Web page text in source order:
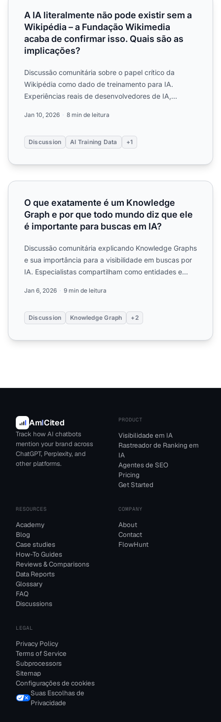
A IA literalmente não pode existir sem a
Wikipédia – a Fundação Wikimedia
acaba de confirmar isso. Quais são as
implicações?
Discussão comunitária sobre o papel crítico da
Wikipédia como dado de treinamento para IA.
Experiências reais de desenvolvedores de IA,
Jan 10, 2026 8 min de leitura
Discussion AI Training Data +1
O que exatamente é um Knowledge Graph e por que
O que exatamente é um Knowledge
Graph e por que todo mundo diz que ele
é importante para buscas em IA?
Discussão comunitária explicando Knowledge Graphs
e sua importância para a visibilidade em buscas por
IA. Especialistas compartilham como entidades e
Jan 6, 2026 9 min de leitura
Discussion Knowledge Graph +2
AmICited
Track how AI chatbots
mention your brand across
ChatGPT, Perplexity, and
other platforms.
PRODUCT
Visibilidade em IA
Rastreador de Ranking em
IA
Agentes de SEO
Pricing
Get Started
RESOURCES
Academy
Blog
Case studies
How-To Guides
Reviews & Comparisons
Data Reports
Glossary
FAQ
Discussions
COMPANY
About
Contact
FlowHunt
LEGAL
Privacy Policy
Terms of Service
Subprocessors
Sitemap
Configurações de cookies
Suas Escolhas de
Privacidade